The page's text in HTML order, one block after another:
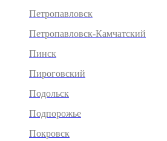
Петропавловск
Петропавловск-Камчатский
Пинск
Пироговский
Подольск
Подпорожье
Покровск